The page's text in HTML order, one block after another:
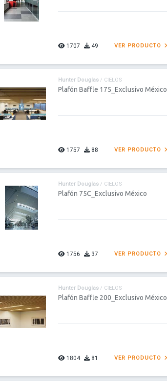
1707 49 VER PRODUCTO
Hunter Douglas / CIELOS
Plafón Baffle 175_Exclusivo México
1757 88 VER PRODUCTO
Hunter Douglas / CIELOS
Plafón 75C_Exclusivo México
1756 37 VER PRODUCTO
Hunter Douglas / CIELOS
Plafón Baffle 200_Exclusivo México
1804 81 VER PRODUCTO